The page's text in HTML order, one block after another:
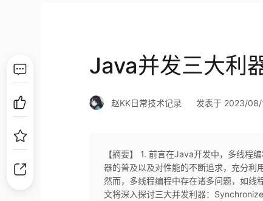
Java并发三大利
赵KK日常技术记录 发表于 2023/
【摘要】 1. 前言在Java开发中，多线程
器的普及以及对性能的不断追求，充分利
然而，多线程编程中存在诸多问题，如线
文将深入探讨三大并发利器：